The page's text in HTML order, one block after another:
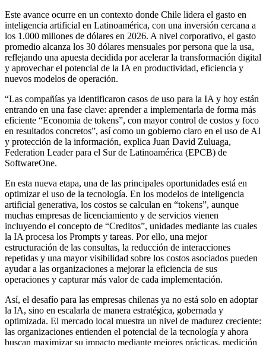
Este avance ocurre en un contexto donde Chile lidera el gasto en
inteligencia artificial en Latinoamérica, con una inversión cercana a
los 1.000 millones de dólares en 2026. A nivel corporativo, el gasto
promedio alcanza los 30 dólares mensuales por persona que la usa,
reflejando una apuesta decidida por acelerar la transformación digital
y aprovechar el potencial de la IA en productividad, eficiencia y
nuevos modelos de operación.
“Las compañías ya identificaron casos de uso para la IA y hoy están
entrando en una fase clave: aprender a implementarla de forma más
eficiente “Economia de tokens”, con mayor control de costos y foco
en resultados concretos”, así como un gobierno claro en el uso de AI
y protección de la información, explica Juan David Zuluaga,
Federation Leader para el Sur de Latinoamérica (EPCB) de
SoftwareOne.
En esta nueva etapa, una de las principales oportunidades está en
optimizar el uso de la tecnología. En los modelos de inteligencia
artificial generativa, los costos se calculan en “tokens”, aunque
muchas empresas de licenciamiento y de servicios vienen
incluyendo el concepto de “Creditos”, unidades mediante las cuales
la IA procesa los Prompts y tareas. Por ello, una mejor
estructuración de las consultas, la reducción de interacciones
repetidas y una mayor visibilidad sobre los costos asociados pueden
ayudar a las organizaciones a mejorar la eficiencia de sus
operaciones y capturar más valor de cada implementación.
Así, el desafío para las empresas chilenas ya no está solo en adoptar
la IA, sino en escalarla de manera estratégica, gobernada y
optimizada. El mercado local muestra un nivel de madurez creciente:
las organizaciones entienden el potencial de la tecnología y ahora
buscan maximizar su impacto mediante mejores prácticas, medición